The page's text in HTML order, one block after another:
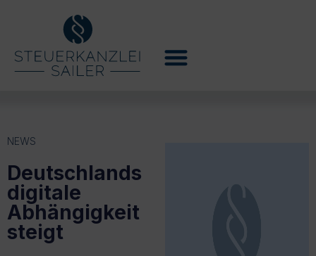
NEWS
Deutschlands
digitale
Abhängigkeit
steigt